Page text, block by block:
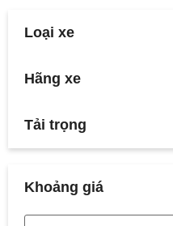
Loại xe
Hãng xe
Tải trọng
Khoảng giá